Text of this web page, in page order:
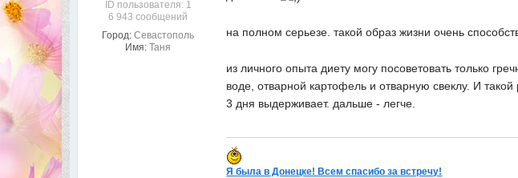
ID пользователя: 1
6 943 сообщений
Город: Севастополь
Имя: Таня
на полном серьезе. такой образ жизни очень
из личного опыта диету могу посоветовать только
воде, отварной картофель и отварную свеклу. И
3 дня выдерживает. дальше - легче.
Я была в Донецке! Всем спасибо за встречу!